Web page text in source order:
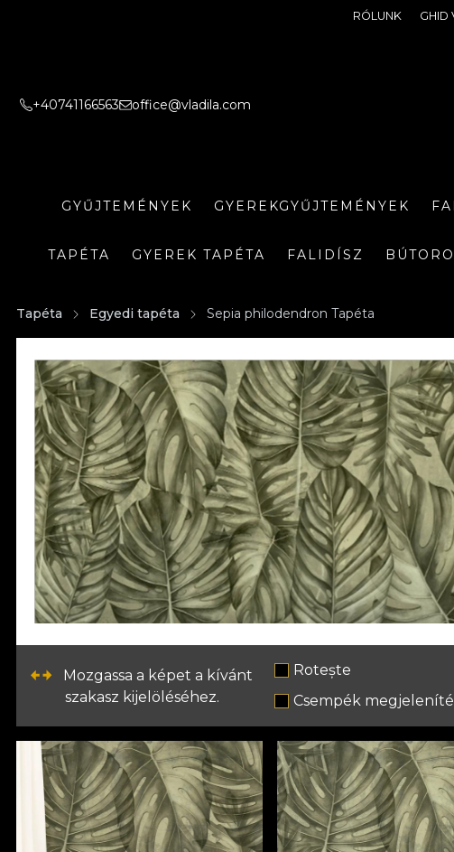
RÓLUNK GHID
+40741166563 office@vladila.com
GYŰJTEMÉNYEK GYEREKGYŰJTEMÉNYEK
TAPÉTA GYEREK TAPÉTA FALIDÍSZ
Tapéta Egyedi tapéta Sepia philodendron Tapéta
Mozgassa a képet a kívánt
szakasz kijelöléséhez.
Rotește
Csempék